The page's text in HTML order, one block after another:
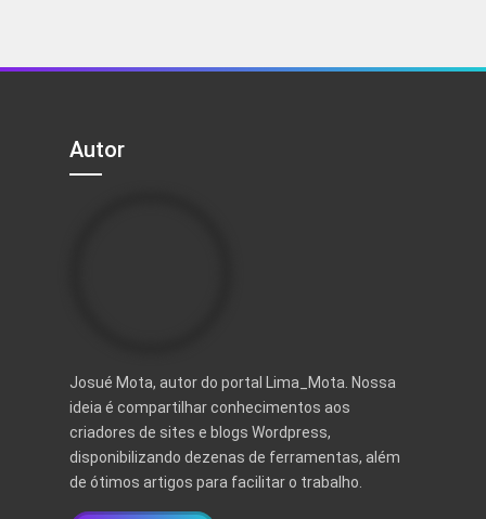
Autor
Josué Mota, autor do portal Lima_Mota. Nossa
ideia é compartilhar conhecimentos aos
criadores de sites e blogs Wordpress,
disponibilizando dezenas de ferramentas, além
de ótimos artigos para facilitar o trabalho.